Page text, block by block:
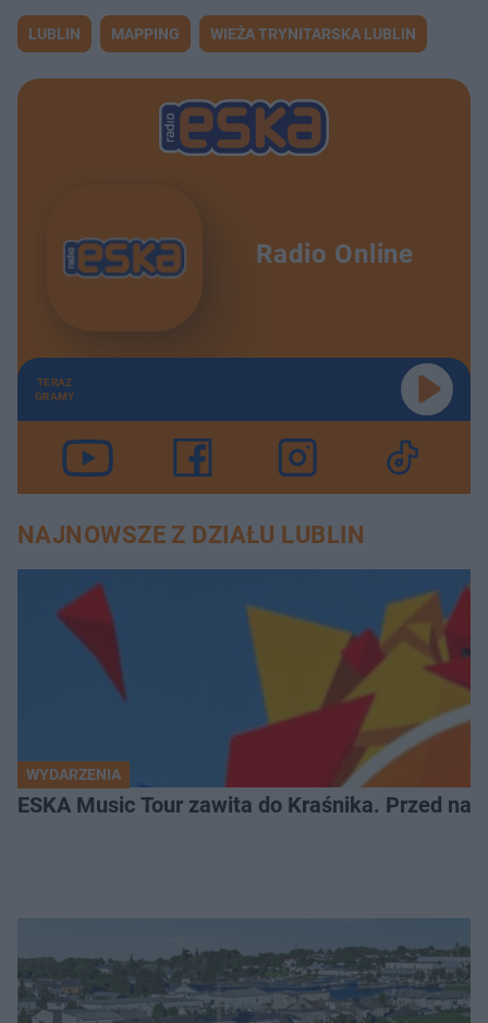
LUBLIN MAPPING WIEŻA TRYNITARSKA LUBLIN
Radio Online
TERAZ
GRAMY
NAJNOWSZE Z DZIAŁU LUBLIN
WYDARZENIA
ESKA Music Tour zawita do Kraśnika. Przed